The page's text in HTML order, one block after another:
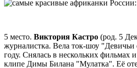
5 место. Виктория Кастро (род. 5
журналистка. Вела ток-шоу
году. Снялась в нескольких фильмах
клипе Димы Билана "Мулатка". Её